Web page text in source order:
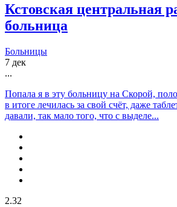
Кстовская центральная
больница
Больницы
7 дек
...
Попала я в эту больницу на Скорой,
в итоге лечилась за свой счёт, даже
давали, так мало того, что с выделе...
2.32